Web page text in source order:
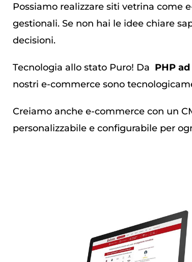
Possiamo realizzare siti vetrina come
gestionali. Se non hai le idee chiare
decisioni.
Tecnologia allo stato Puro! Da PHP
nostri e-commerce sono
Creiamo anche e-commerce con un
personalizzabile e configurabile per